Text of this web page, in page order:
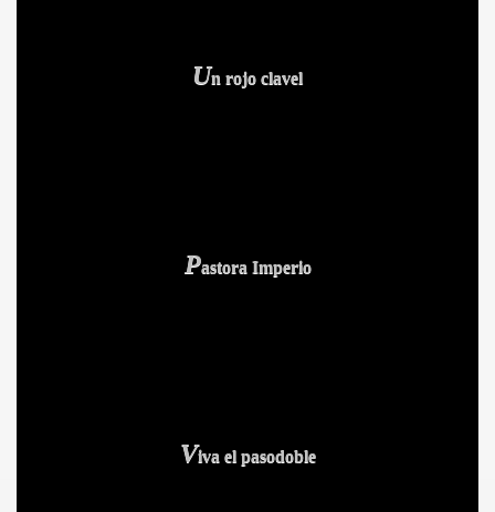
Un rojo clavel
Pastora Imperio
Viva el pasodoble